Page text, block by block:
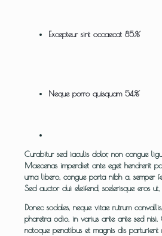
Excepteur sint occaecat 85%
Neque porro quisquam 54%
Curabitur sed iaculis dolor, non congue
Maecenas imperdiet ante eget hendrerit
urna libero, congue porta nibh a, semper
Sed auctor dui eleifend, scelerisque eros ut,
Donec sodales, neque vitae rutrum
pharetra odio, in varius ante ante sed nisi.
natoque penatibus et magnis dis parturient